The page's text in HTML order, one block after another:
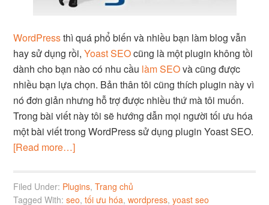
WordPressthì quá phổ biến và nhiều bạn làm blog vẫn
hay sử dụng rồi,Yoast SEOcũng là một plugin không tồi
dành cho bạn nào có nhu cầu làm SEOvà cũng được
nhiều bạn lựa chọn. Bản thân tôi cũng thích plugin này vì
nó đơn giản nhưng hỗ trợ được nhiều thứ mà tôi muốn.
Trong bài viết này tôi sẽ hướng dẫn mọi người tối ưu hóa
một bài viết trong WordPress sử dụng plugin Yoast SEO.
[Read more…]
Filed Under: Plugins,Trang chủ
Tagged With:seo,tối ưu hóa,wordpress,yoast seo